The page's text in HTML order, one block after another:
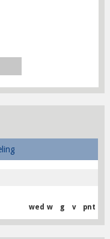
wed w g v pnt